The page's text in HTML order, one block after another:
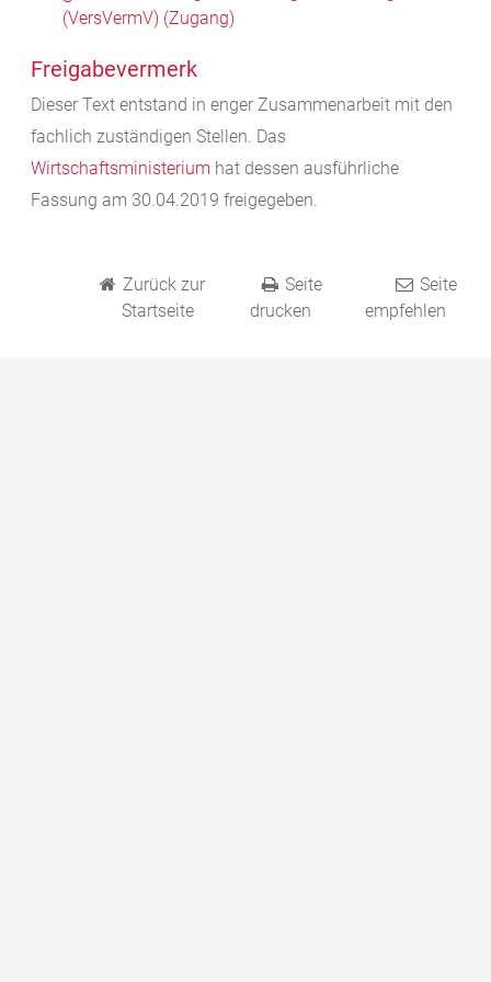
(VersVermV) (Zugang)
Freigabevermerk
Dieser Text entstand in enger Zusammenarbeit mit den
fachlich zuständigen Stellen. Das
Wirtschaftsministerium hat dessen ausführliche
Fassung am 30.04.2019 freigegeben.
Zurück zur
Startseite
Seite
drucken
Seite
empfehlen